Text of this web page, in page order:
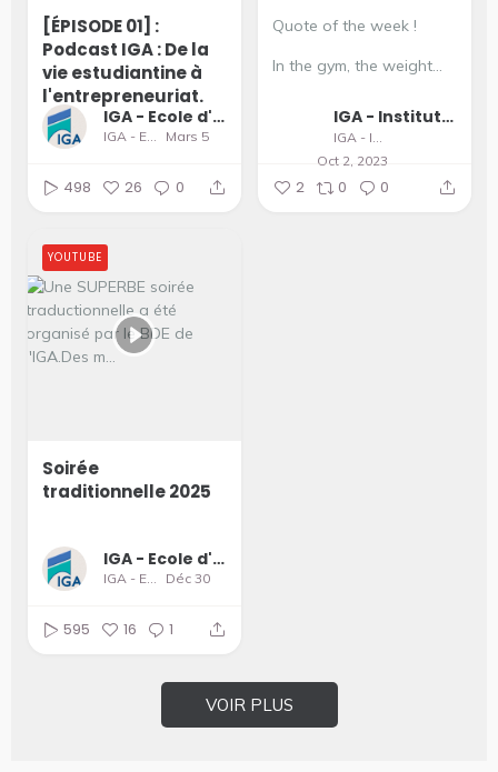
[ÉPISODE 01] :
Podcast IGA : De la
vie estudiantine à
l'entrepreneuriat.
IGA - Ecole d'Ingénieurs et de Management
IGA - Ecole d'Ingénieurs et de Management Mars 5
498 26 0
Quote of the week !
In the gym, the weight...
IGA - Institut supérieur du Génie Appliqué
Oct 2, 2023
2 0 0
Soirée
traditionnelle 2025
IGA - Ecole d'Ingénieurs et de Management
IGA - Ecole d'Ingénieurs et de Management Déc 30
YOUTUBE
595 16 1
VOIR PLUS